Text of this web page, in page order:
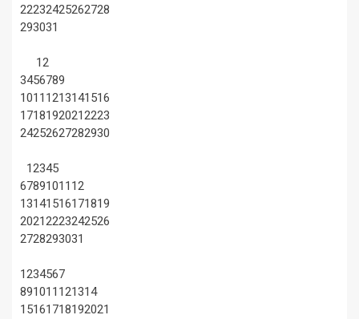
22232425262728
293031
12
3456789
1011 1213141516
17181920212223
24252627282930
12345
67891011 12
13141516171819
20212223242526
2728293031
1234567
891011 121314
15161718192021